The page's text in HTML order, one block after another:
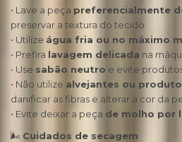
• Lave a peça preferencialmente
preservar a textura do tecido.
• Utilize água fria ou no máximo
• Prefira lavagem delicada na
• Use sabão neutro e evite
• Não utilize alvejantes ou
danificar as fibras e alterar a cor da
• Evite deixar a peça de molho por
🌬 Cuidados de secagem